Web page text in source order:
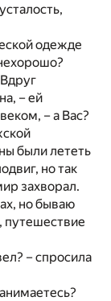
одежде
– ей
– а Вас?
были лететь
но так
захворал.
но бываю
путешествие
– спросила